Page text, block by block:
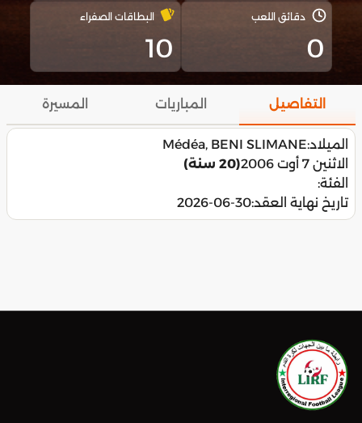
دقائق اللعب
0
البطاقات الصفراء
10
التفاصيل المباريات المسيرة
الميلاد:Médéa, BENI SLIMANE
الاثنين 7 أوت 2006
(20 سنة)
الفئة:
تاريخ نهاية العقد:2026-06-30